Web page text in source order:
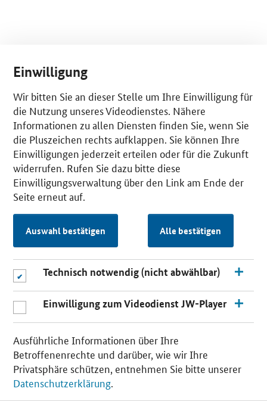
Einwilligung
Wir bitten Sie an dieser Stelle um Ihre Einwilligung für
die Nutzung unseres Videodienstes. Nähere
Informationen zu allen Diensten finden Sie, wenn Sie
die Pluszeichen rechts aufklappen. Sie können Ihre
Einwilligungen jederzeit erteilen oder für die Zukunft
widerrufen. Rufen Sie dazu bitte diese
Einwilligungsverwaltung über den Link am Ende der
Seite erneut auf.
Auswahl bestätigen Alle bestätigen
Technisch notwendig (nicht abwählbar)
Einwilligung zum Videodienst JW-Player
Ausführliche Informationen über Ihre
Betroffenenrechte und darüber, wie wir Ihre
Privatsphäre schützen, entnehmen Sie bitte unserer
Datenschutzerklärung.